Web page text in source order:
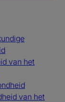
van het
van het